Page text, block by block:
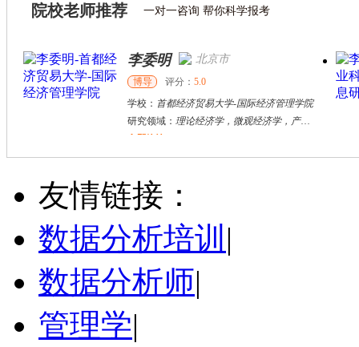
院校老师推荐 一对一咨询 帮你科学报考
李委明 北京市
博导 评分： 5.0
学校： 首都经济贸易大学-国际经济管理学院
研究领域： 理论经济学，微观经济学，产业组织，计量经济学，金融计量
白秀广 西安市
博导
学校：西北农林科技大学
立即咨询
友情链接：
数据分析培训 |
数据分析师|
管理学|